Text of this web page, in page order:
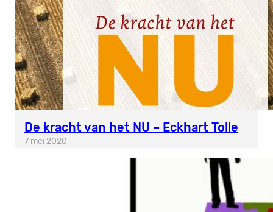
De kracht van het NU – Eckhart Tolle
7 mei 2020